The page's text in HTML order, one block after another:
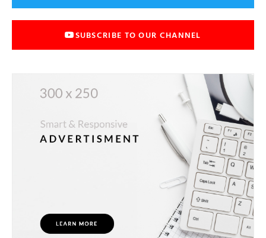
SUBSCRIBE TO OUR CHANNEL